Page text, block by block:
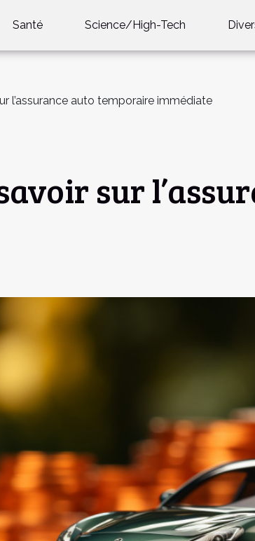
Santé Science/High-Tech
l’assurance auto temporaire immédiate
sur